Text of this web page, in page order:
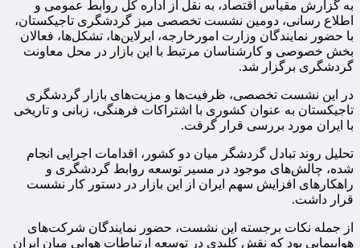
به گزارش مقیاس اقتصاد، به نقل از اداره کل روابط عمومی و
اطلاع رسانی، دومین نشست تخصصی میز گردشگری تاجیکستان،
با حضور نمایندگان وزارت امورخارجه، ایرلاین‌ها، تشکل‌ها، فعالان
بخش خصوصی و کارشناسان مرتبط با این بازار در محل معاونت
گردشگری برگزار شد.
در این نشست تخصصی، ظرفیت‌ها و مزیت‌های بازار گردشگری
تاجیکستان به عنوان کشوری با اشتراکات فرهنگی، زبانی و تاریخی
با ایران مورد بررسی قرار گرفت.
تحلیل روند تبادل گردشگر میان دو کشور، اقدامات اجرایی انجام
شده، چالش‌های موجود در مسیر توسعه روابط گردشگری و
راهکارهای افزایش سهم ایران از این بازار در دستور کار نشست
قرار داشت.
از جمله نکات برجسته این نشست، حضور نمایندگان شرکت‌های
هواپیمایی بود که نقش کلیدی در توسعه ارتباطات هوایی میان ایران